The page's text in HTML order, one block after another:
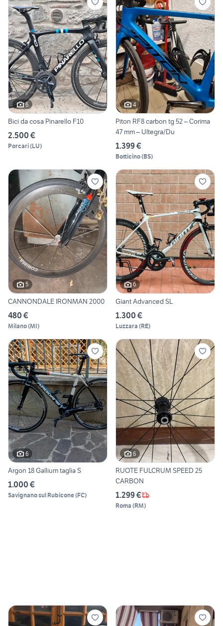
6
Bici da cosa Pinarello F10
2.500 €
Porcari(LU)
4
Piton RF8 carbon tg 52 – Corima
47 mm – Ultegra/Du
1.399 €
Botticino(BS)
5
CANNONDALE IRONMAN 2000
480 €
Milano(MI)
6
Giant Advanced SL
1.300 €
Luzzara (RE)
6
Argon 18 Gallium taglia S
1.000 €
Savignano sul Rubicone(FC)
6
RUOTE FULCRUM SPEED 25
CARBON
1.299 €
Roma (RM)